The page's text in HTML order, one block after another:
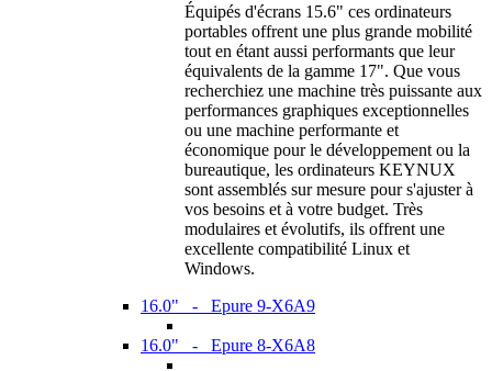
Équipés d'écrans 15.6" ces ordinateurs
portables offrent une plus grande mobilité
tout en étant aussi performants que leur
équivalents de la gamme 17". Que vous
recherchiez une machine très puissante aux
performances graphiques exceptionnelles
ou une machine performante et
économique pour le développement ou la
bureautique, les ordinateurs KEYNUX
sont assemblés sur mesure pour s'ajuster à
vos besoins et à votre budget. Très
modulaires et évolutifs, ils offrent une
excellente compatibilité Linux et
Windows.
16.0" - Epure 9-X6A9
16.0" - Epure 8-X6A8